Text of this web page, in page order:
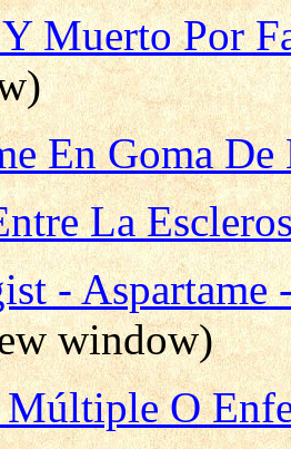
Muerto Por
En Goma De
La
-
window)
Múltiple O